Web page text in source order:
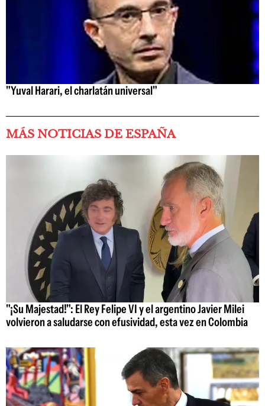
"Yuval Harari, el charlatán universal"
MÁS NOTICIAS DE ESPAÑA
"¡Su Majestad!": El Rey Felipe VI y el argentino Javier Milei
volvieron a saludarse con efusividad, esta vez en Colombia